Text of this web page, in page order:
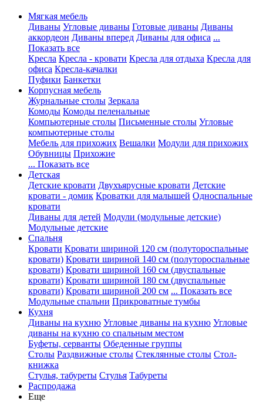
Мягкая мебель
Диваны Угловые диваны Готовые диваны Диваны
аккордеон Диваны вперед Диваны для офиса ...
Показать все
Кресла Кресла - кровати Кресла для отдыха Кресла для
офиса Кресла-качалки
Пуфики Банкетки
Корпусная мебель
Журнальные столы Зеркала
Комоды Комоды пеленальные
Компьютерные столы Письменные столы Угловые
компьютерные столы
Мебель для прихожих Вешалки Модули для прихожих
Обувницы Прихожие
... Показать все
Детская
Детские кровати Двухъярусные кровати Детские
кровати - домик Кроватки для малышей Односпальные
кровати
Диваны для детей Модули (модульные детские)
Модульные детские
Спальня
Кровати Кровати шириной 120 см (полутороспальные
кровати) Кровати шириной 140 см (полутороспальные
кровати) Кровати шириной 160 см (двуспальные
кровати) Кровати шириной 180 см (двуспальные
кровати) Кровати шириной 200 см ... Показать все
Модульные спальни Прикроватные тумбы
Кухня
Диваны на кухню Угловые диваны на кухню Угловые
диваны на кухню со спальным местом
Буфеты, серванты Обеденные группы
Столы Раздвижные столы Стеклянные столы Стол-
книжка
Стулья, табуреты Стулья Табуреты
Распродажа
Еще